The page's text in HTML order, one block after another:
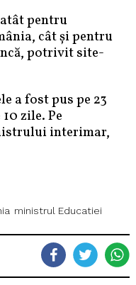
pentru
cât și pentru
potrivit site-
a fost pus pe 23
zile. Pe
interimar,
ministrul Educatiei